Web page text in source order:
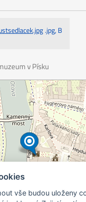
.jpg, B
v Písku
vše budou uloženy